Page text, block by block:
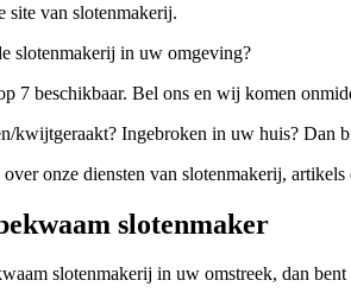
van slotenmakerij.
slotenmakerij in uw omgeving?
7 beschikbaar. Bel ons en wij komen
kwijtgeraakt? Ingebroken in uw huis?
onze diensten van slotenmakerij, artikels
slotenmaker
slotenmakerij in uw omstreek, dan